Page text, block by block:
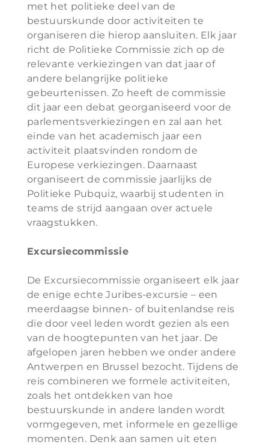
met het politieke deel van de
bestuurskunde door activiteiten te
organiseren die hierop aansluiten. Elk jaar
richt de Politieke Commissie zich op de
relevante verkiezingen van dat jaar of
andere belangrijke politieke
gebeurtenissen. Zo heeft de commissie
dit jaar een debat georganiseerd voor de
parlementsverkiezingen en zal aan het
einde van het academisch jaar een
activiteit plaatsvinden rondom de
Europese verkiezingen. Daarnaast
organiseert de commissie jaarlijks de
Politieke Pubquiz, waarbij studenten in
teams de strijd aangaan over actuele
vraagstukken.
Excursiecommissie
De Excursiecommissie organiseert elk jaar
de enige echte Juribes-excursie – een
meerdaagse binnen- of buitenlandse reis
die door veel leden wordt gezien als een
van de hoogtepunten van het jaar. De
afgelopen jaren hebben we onder andere
Antwerpen en Brussel bezocht. Tijdens de
reis combineren we formele activiteiten,
zoals het ontdekken van hoe
bestuurskunde in andere landen wordt
vormgegeven, met informele en gezellige
momenten. Denk aan samen uit eten